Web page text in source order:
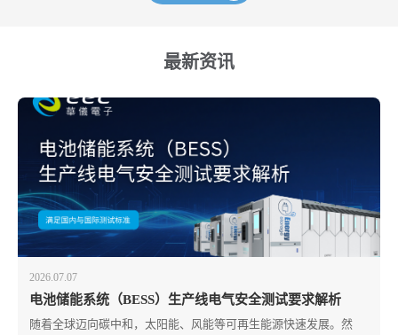
最新资讯
2026.07.07
电池储能系统（BESS）生产线电气安全测试要求解析
随着全球迈向碳中和，太阳能、风能等可再生能源快速发展。然